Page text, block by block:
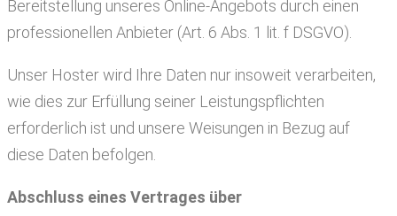
Bereitstellung unseres Online-Angebots durch einen
professionellen Anbieter (Art. 6 Abs. 1 lit. f DSGVO).
Unser Hoster wird Ihre Daten nur insoweit verarbeiten,
wie dies zur Erfüllung seiner Leistungspflichten
erforderlich ist und unsere Weisungen in Bezug auf
diese Daten befolgen.
Abschluss eines Vertrages über